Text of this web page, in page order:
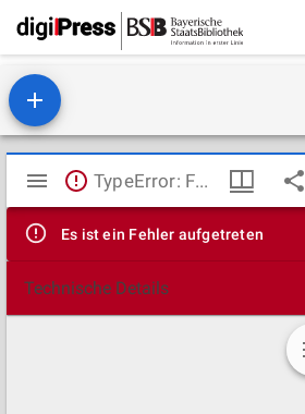
Mirador
Viewer
TypeError: Failed to fetch
Es ist ein Fehler aufgetreten
Technische Details